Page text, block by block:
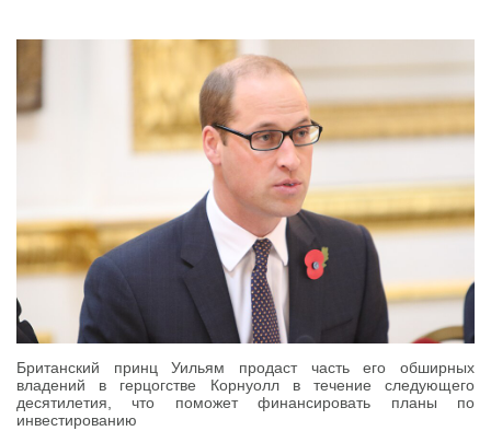
Британский принц Уильям продаст часть его обширных
владений в герцогстве Корнуолл в течение следующего
десятилетия, что поможет финансировать планы по
инвестированию